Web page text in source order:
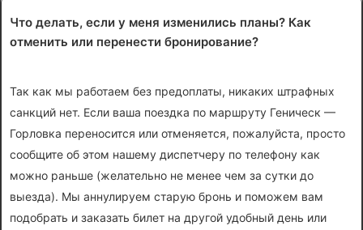
Что делать, если у меня изменились планы? Как
отменить или перенести бронирование?
Так как мы работаем без предоплаты, никаких штрафных
санкций нет. Если ваша поездка по маршруту Геническ —
Горловка переносится или отменяется, пожалуйста, просто
сообщите об этом нашему диспетчеру по телефону как
можно раньше (желательно не менее чем за сутки до
выезда). Мы аннулируем старую бронь и поможем вам
подобрать и заказать билет на другой удобный день или